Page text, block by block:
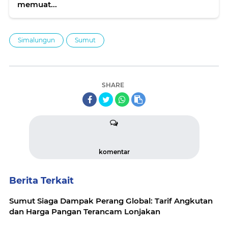
memuat...
Simalungun Sumut
SHARE
komentar
Berita Terkait
Sumut Siaga Dampak Perang Global: Tarif Angkutan
dan Harga Pangan Terancam Lonjakan